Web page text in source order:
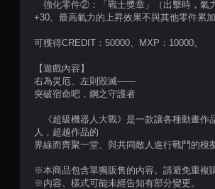
強化零件②：「戰士獎章」（出擊時，氣
+30。最高氣力的上昇效果不與其他零件累加
可獲得CREDIT：50000、MXP：10000。
【遊戲內容】
右為災厄、左則毀滅——
突破宿命吧，鋼之守護者
《超級機器人大戰》是一款讓各種動畫作
人，超越作品的
界線而齊聚一堂、與共同敵人進行戰鬥的模
※本商品包含單獨販售的內容。請避免重複
※內容、樣式可能未經告知有部分變更。